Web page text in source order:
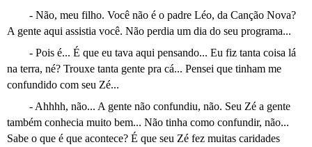
- Não, meu filho. Você não é o padre Léo, da Canção Nova?
A gente aqui assistia você. Não perdia um dia do seu programa...
- Pois é... É que eu tava aqui pensando... Eu fiz tanta coisa lá
na terra, né? Trouxe tanta gente pra cá... Pensei que tinham me
confundido com seu Zé...
- Ahhhh, não... A gente não confundiu, não. Seu Zé a gente
também conhecia muito bem... Não tinha como confundir, não...
Sabe o que é que acontece? É que seu Zé fez muitas caridades